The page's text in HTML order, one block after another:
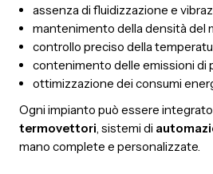
assenza di fluidizzazione e
mantenimento della densità del
controllo preciso della
contenimento delle emissioni di
ottimizzazione dei consumi
Ogni impianto può essere
termovettori, sistemi di
mano complete e personalizzate.